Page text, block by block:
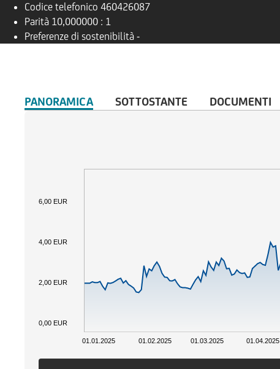
Codice telefonico 460426087
Parità 10,000000 : 1
Preferenze di sostenibilità -
PANORAMICA SOTTOSTANTE DOCUMENTI
01.01.2025 01.02.2025 01.03.2025 01.04.2025
0,00 EUR
2,00 EUR
4,00 EUR
6,00 EUR